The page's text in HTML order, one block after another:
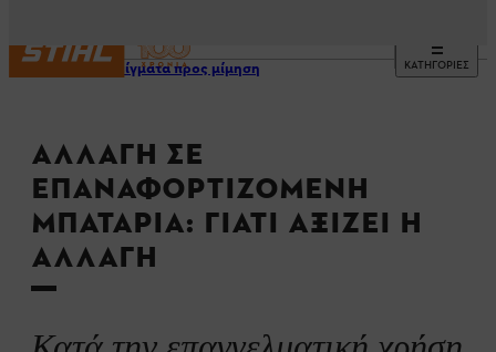
ΚΑΤΗΓΟΡΙΕΣ
Παραδείγματα προς μίμηση
ΑΛΛΑΓΉ ΣΕ
ΕΠΑΝΑΦΟΡΤΙΖΌΜΕΝΗ
ΜΠΑΤΑΡΊΑ: ΓΙΑΤΊ ΑΞΊΖΕΙ Η
ΑΛΛΑΓΉ